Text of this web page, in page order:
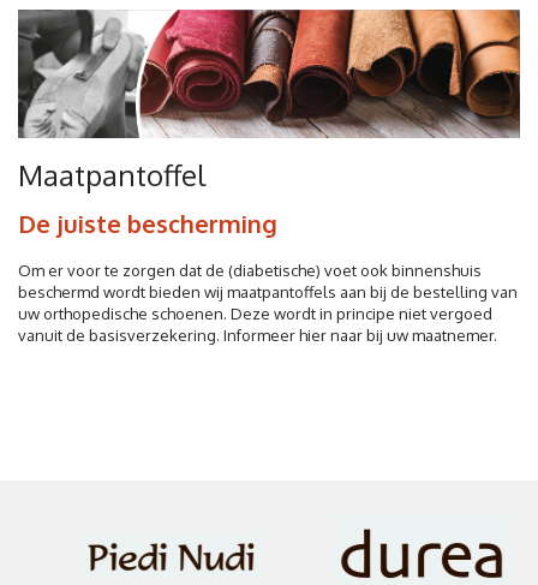
Maatpantoffel
De juiste bescherming
Om er voor te zorgen dat de (diabetische) voet ook binnenshuis
beschermd wordt bieden wij maatpantoffels aan bij de bestelling van
uw orthopedische schoenen. Deze wordt in principe niet vergoed
vanuit de basisverzekering. Informeer hier naar bij uw maatnemer.